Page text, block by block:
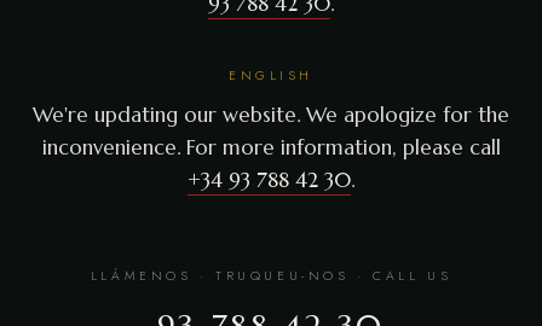
ENGLISH
We're updating our website. We apologize for the
inconvenience. For more information, please call
+34 93 788 42 30.
LLÁMENOS · TRUQUEU-NOS · CALL US